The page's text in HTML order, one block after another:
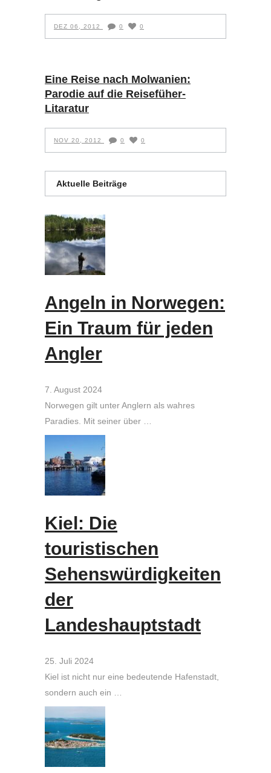
DEZ 06, 2012 0 0
Eine Reise nach Molwanien:
Parodie auf die Reisefüher-
Litaratur
NOV 20, 2012 0 0
Aktuelle Beiträge
Angeln in Norwegen:
Ein Traum für jeden
Angler
7. August 2024
Norwegen gilt unter Anglern als wahres
Paradies. Mit seiner über …
Kiel: Die
touristischen
Sehenswürdigkeiten
der
Landeshauptstadt
25. Juli 2024
Kiel ist nicht nur eine bedeutende Hafenstadt,
sondern auch ein …